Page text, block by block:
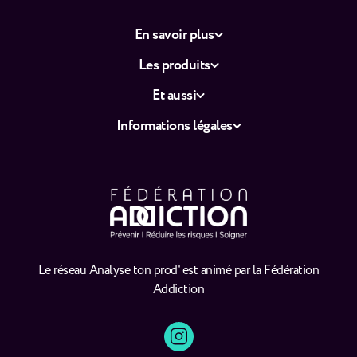
Le réseau Analyse ton prod' est animé par la Fédération
Addiction
En savoir plus
Les produits
Et aussi
Informations légales